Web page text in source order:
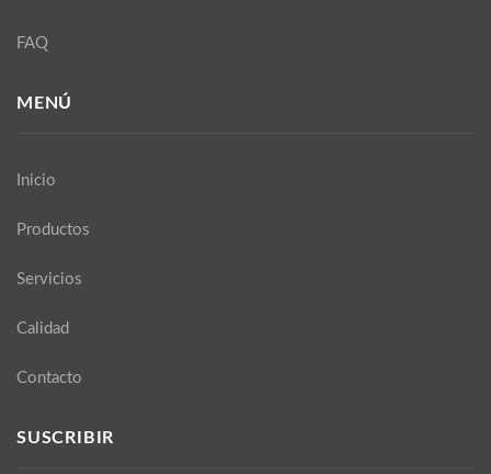
FAQ
MENÚ
Inicio
Productos
Servicios
Calidad
Contacto
SUSCRIBIR